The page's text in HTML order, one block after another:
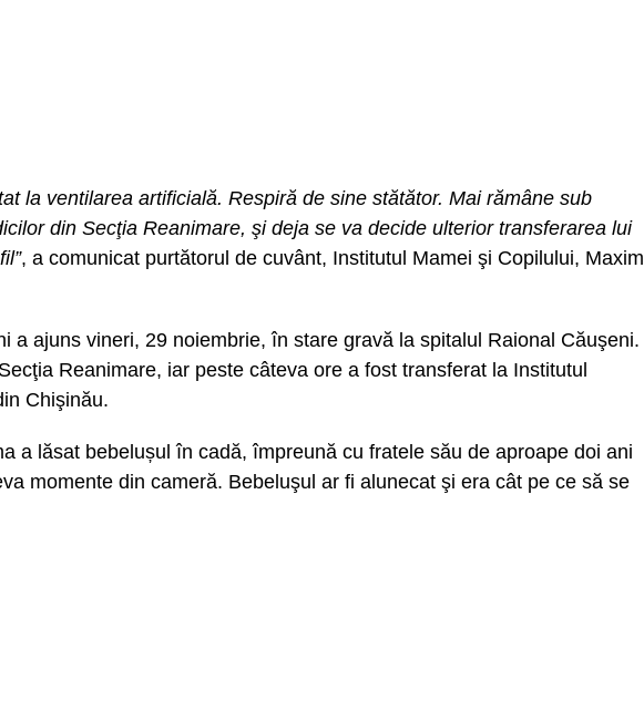
la ventilarea artificială. Respiră de sine stătător. Mai rămâne sub
din Secţia Reanimare, şi deja se va decide ulterior transferarea lui
, a comunicat purtătorul de cuvânt, Institutul Mamei şi Copilului, Maxim
a ajuns vineri, 29 noiembrie, în stare gravă la spitalul Raional Căuşeni.
Reanimare, iar peste câteva ore a fost transferat la Institutul
Chişinău.
a lăsat bebelușul în cadă, împreună cu fratele său de aproape doi ani
momente din cameră. Bebeluşul ar fi alunecat şi era cât pe ce să se